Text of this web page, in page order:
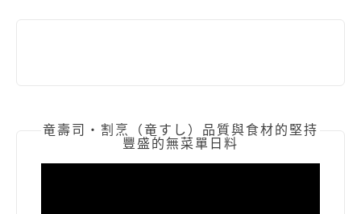
竜壽司‧割烹（竜すし）品質與食材的堅持
豐盛的無菜單日料